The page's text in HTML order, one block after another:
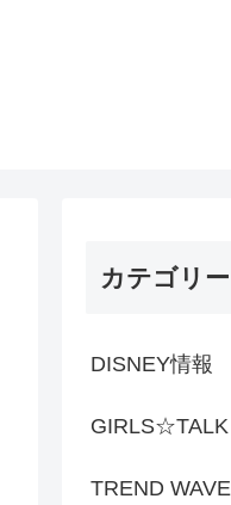
カテゴリー
DISNEY情報
GIRLS☆TALK
TREND WAVE